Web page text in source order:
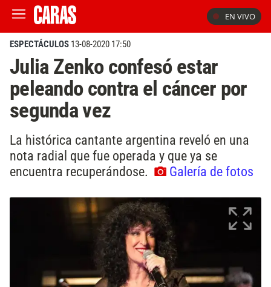
EN VIVO
ESPECTÁCULOS 13-08-2020 17:50
Julia Zenko confesó estar
peleando contra el cáncer por
segunda vez
La histórica cantante argentina reveló en una
nota radial que fue operada y que ya se
encuentra recuperándose.
Galería de fotos